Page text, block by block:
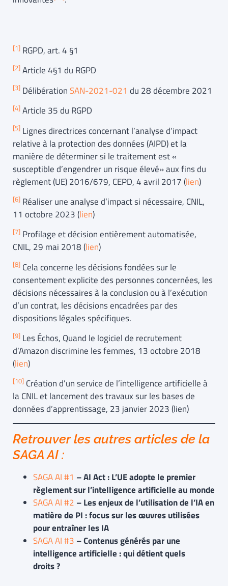
[1] RGPD, art. 4 §1
[2] Article 4§1 du RGPD
[3] DélibérationSAN-2021-021 du 28 décembre 2021
[4] Article 35 du RGPD
[5] Lignes directrices concernant l’analyse d’impact
relative à la protection des données (AIPD) et la
manière de déterminer si le traitement est «
susceptible d’engendrer un risque élevé» aux fins du
règlement (UE) 2016/679, CEPD, 4 avril 2017 (lien)
[6] Réaliser une analyse d’impact si nécessaire, CNIL,
11 octobre 2023 (lien)
[7] Profilage et décision entièrement automatisée,
CNIL, 29 mai 2018 (lien)
[8] Cela concerne les décisions fondées sur le
consentement explicite des personnes concernées, les
décisions nécessaires à la conclusion ou à l’exécution
d’un contrat, les décisions encadrées par des
dispositions légales spécifiques.
[9] Les Échos, Quand le logiciel de recrutement
d’Amazon discrimine les femmes, 13 octobre 2018
(lien)
[10] Création d’un service de l’intelligence artificielle à
la CNIL et lancement des travaux sur les bases de
données d’apprentissage, 23 janvier 2023 (lien)
Retrouver les autres articles de la
SAGA AI :
SAGA AI #1 – AI Act : L’UE adopte le premier
règlement sur l’intelligence artificielle au monde
SAGA AI #2 – Les enjeux de l’utilisation de l’IA en
matière de PI : focus sur les œuvres utilisées
pour entraîner les IA
SAGA AI #3 – Contenus générés par une
intelligence artificielle : qui détient quels
droits ?